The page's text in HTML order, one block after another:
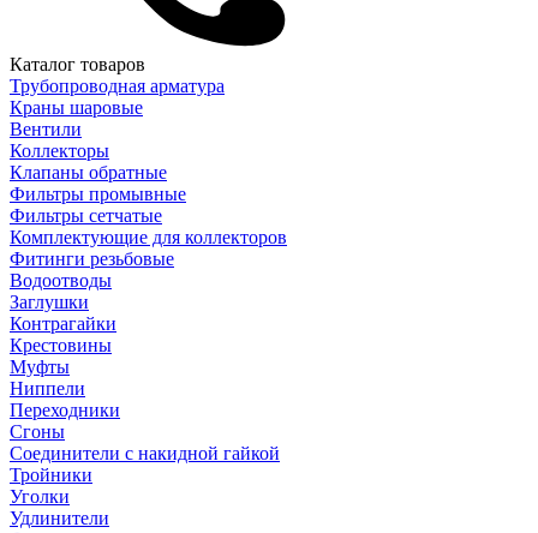
Каталог товаров
Трубопроводная арматура
Краны шаровые
Вентили
Коллекторы
Клапаны обратные
Фильтры промывные
Фильтры сетчатые
Комплектующие для коллекторов
Фитинги резьбовые
Водоотводы
Заглушки
Контрагайки
Крестовины
Муфты
Ниппели
Переходники
Сгоны
Соединители с накидной гайкой
Тройники
Уголки
Удлинители